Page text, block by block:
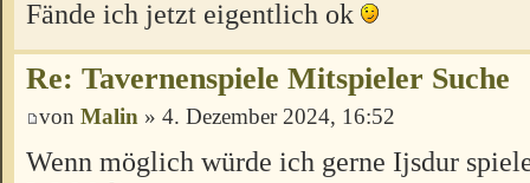
Fände ich jetzt eigentlich ok
Re: Tavernenspiele Mitspieler Suche
von Malin » 4. Dezember 2024, 16:52
Wenn möglich würde ich gerne Ijsdur